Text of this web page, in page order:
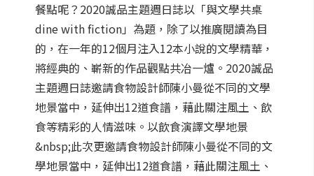
餐點呢？2020誠品主題週日誌以「與文學共桌
dine with fiction」為題，除了以推廣閱讀為目
的，在一年的12個月注入12本小說的文學精華，
將經典的、嶄新的作品觀點共冶一爐。2020誠品
主題週日誌邀請食物設計師陳小曼從不同的文學
地景當中，延伸出12道食譜，藉此關注風土、飲
食等精彩的人情滋味。以飲食演譯文學地景
&nbsp;此次更邀請食物設計師陳小曼從不同的文
學地景當中，延伸出12道食譜，藉此關注風土、